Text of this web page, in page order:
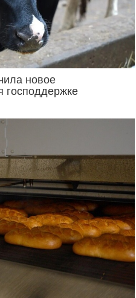
новое
господдержке